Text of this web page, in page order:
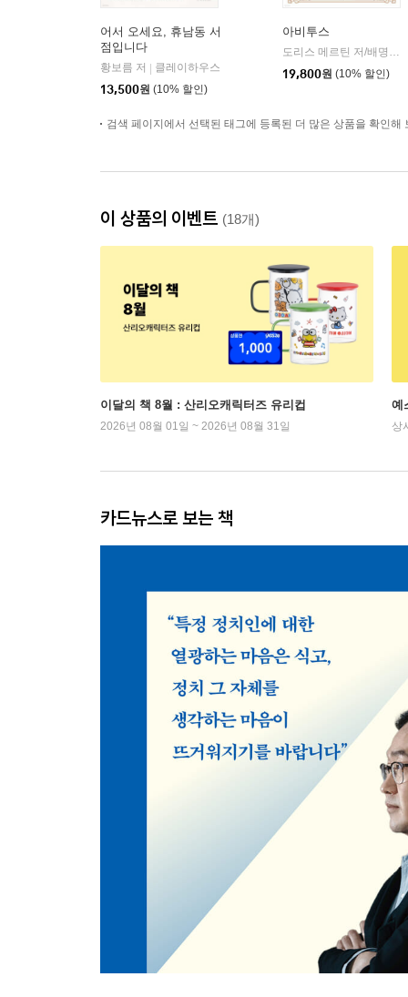
어서 오세요, 휴남동 서
점입니다
황보름 저
클레이하우스
13,500원 (10% 할인)
아비투스
도리스 메르틴 저/배명자 역
19,800원 (10% 할인)
검색 페이지에서 선택된 태그에 등록된 더 많은 상품을 확인해
이 상품의 이벤트 (18개)
이달의 책 8월 : 산리오캐릭터즈 유리컵
2026년 08월 01일 ~ 2026년 08월 31일
예
상
카드뉴스로 보는 책